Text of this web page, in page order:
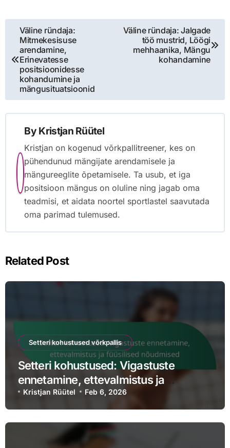
Post
navigation
Väline ründaja:
Mitmekesisuse
arendamine,
Erinevatesse
positsioonidesse
kohandumine ja
mängusituatsioonid
Väline ründaja: Jalgade
töö mustrid, Löögi
mehhaanika, Mängu
kohandamine
By Kristjan Rüütel
Kristjan on kogenud võrkpallitreener, kes on
pühendunud mängijate arendamisele ja
mängureeglite õpetamisele. Ta usub, et iga
positsioon mängus on oluline ning jagab oma
teadmisi, et aidata noortel sportlastel saavutada
oma parimad tulemused.
Related Post
Setteri kohustused võrkpallis
Setteri kohustused: Vigastuste
ennetamine, ettevalmistus ja
füüsilised nõudmised
Kristjan Rüütel Feb 6, 2026